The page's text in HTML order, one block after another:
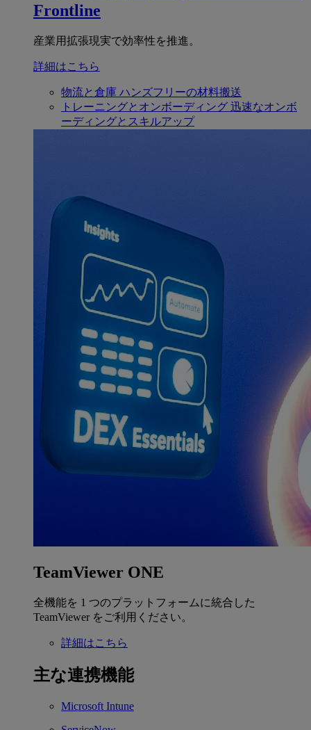
Frontline
産業用拡張現実で効率性を推進。
詳細はこちら
物流と倉庫 ハンズフリーの材料搬送
トレーニングとオンボーディング 迅速なオンボ
ーディングとスキルアップ
TeamViewer ONE
全機能を 1 つのプラットフォームに統合した
TeamViewer をご利用ください。
詳細はこちら
主な連携機能
Microsoft Intune